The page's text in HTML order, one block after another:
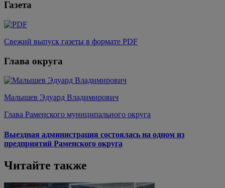
Газета
Свежий выпуск газеты в формате PDF
Глава округа
Малышев Эдуард Владимирович
Глава Раменского муниципального округа
Выездная администрация состоялась на одном из
предприятий Раменского округа
Читайте также